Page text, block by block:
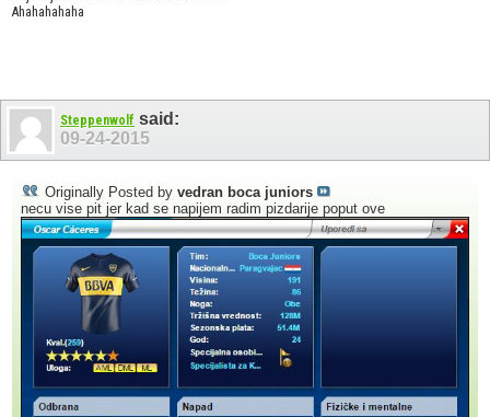
Ahahahahaha
Steppenwolf said:
09-24-2015
Originally Posted by vedran boca juniors
necu vise pit jer kad se napijem radim pizdarije poput ove